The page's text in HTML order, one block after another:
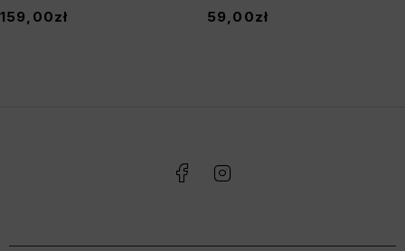
159,00zł
59,00zł